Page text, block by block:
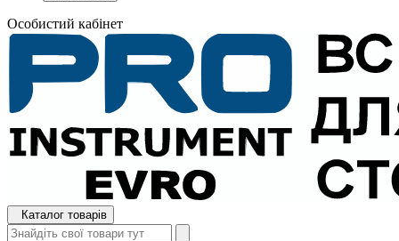
Особистий кабінет
Каталог товарів